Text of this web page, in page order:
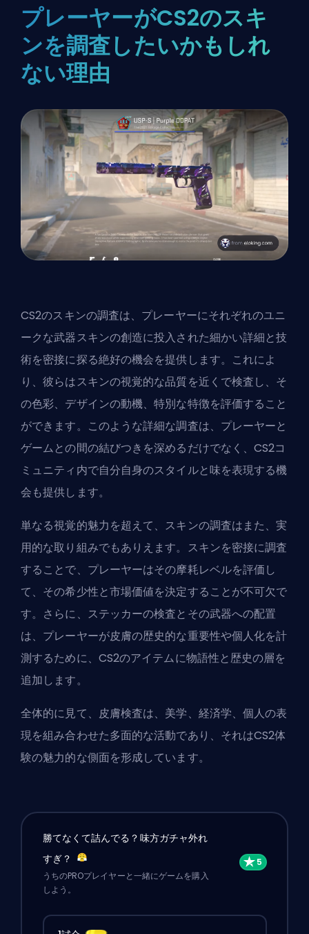
プレーヤーがCS2のスキ
ンを調査したいかもしれ
ない理由
CS2のスキンの調査は、プレーヤーにそれぞれのユニ
ークな武器スキンの創造に投入された細かい詳細と技
術を密接に探る絶好の機会を提供します。これによ
り、彼らはスキンの視覚的な品質を近くで検査し、そ
の色彩、デザインの動機、特別な特徴を評価すること
ができます。このような詳細な調査は、プレーヤーと
ゲームとの間の結びつきを深めるだけでなく、CS2コ
ミュニティ内で自分自身のスタイルと味を表現する機
会も提供します。
単なる視覚的魅力を超えて、スキンの調査はまた、実
用的な取り組みでもありえます。スキンを密接に調査
することで、プレーヤーはその摩耗レベルを評価し
て、その希少性と市場価値を決定することが不可欠で
す。さらに、ステッカーの検査とその武器への配置
は、プレーヤーが皮膚の歴史的な重要性や個人化を計
測するために、CS2のアイテムに物語性と歴史の層を
追加します。
全体的に見て、皮膚検査は、美学、経済学、個人の表
現を組み合わせた多面的な活動であり、それはCS2体
験の魅力的な側面を形成しています。
勝てなくて詰んでる？味方ガチャ外れ
すぎ？
うちのPROプレイヤーと一緒にゲームを購入
しよう。